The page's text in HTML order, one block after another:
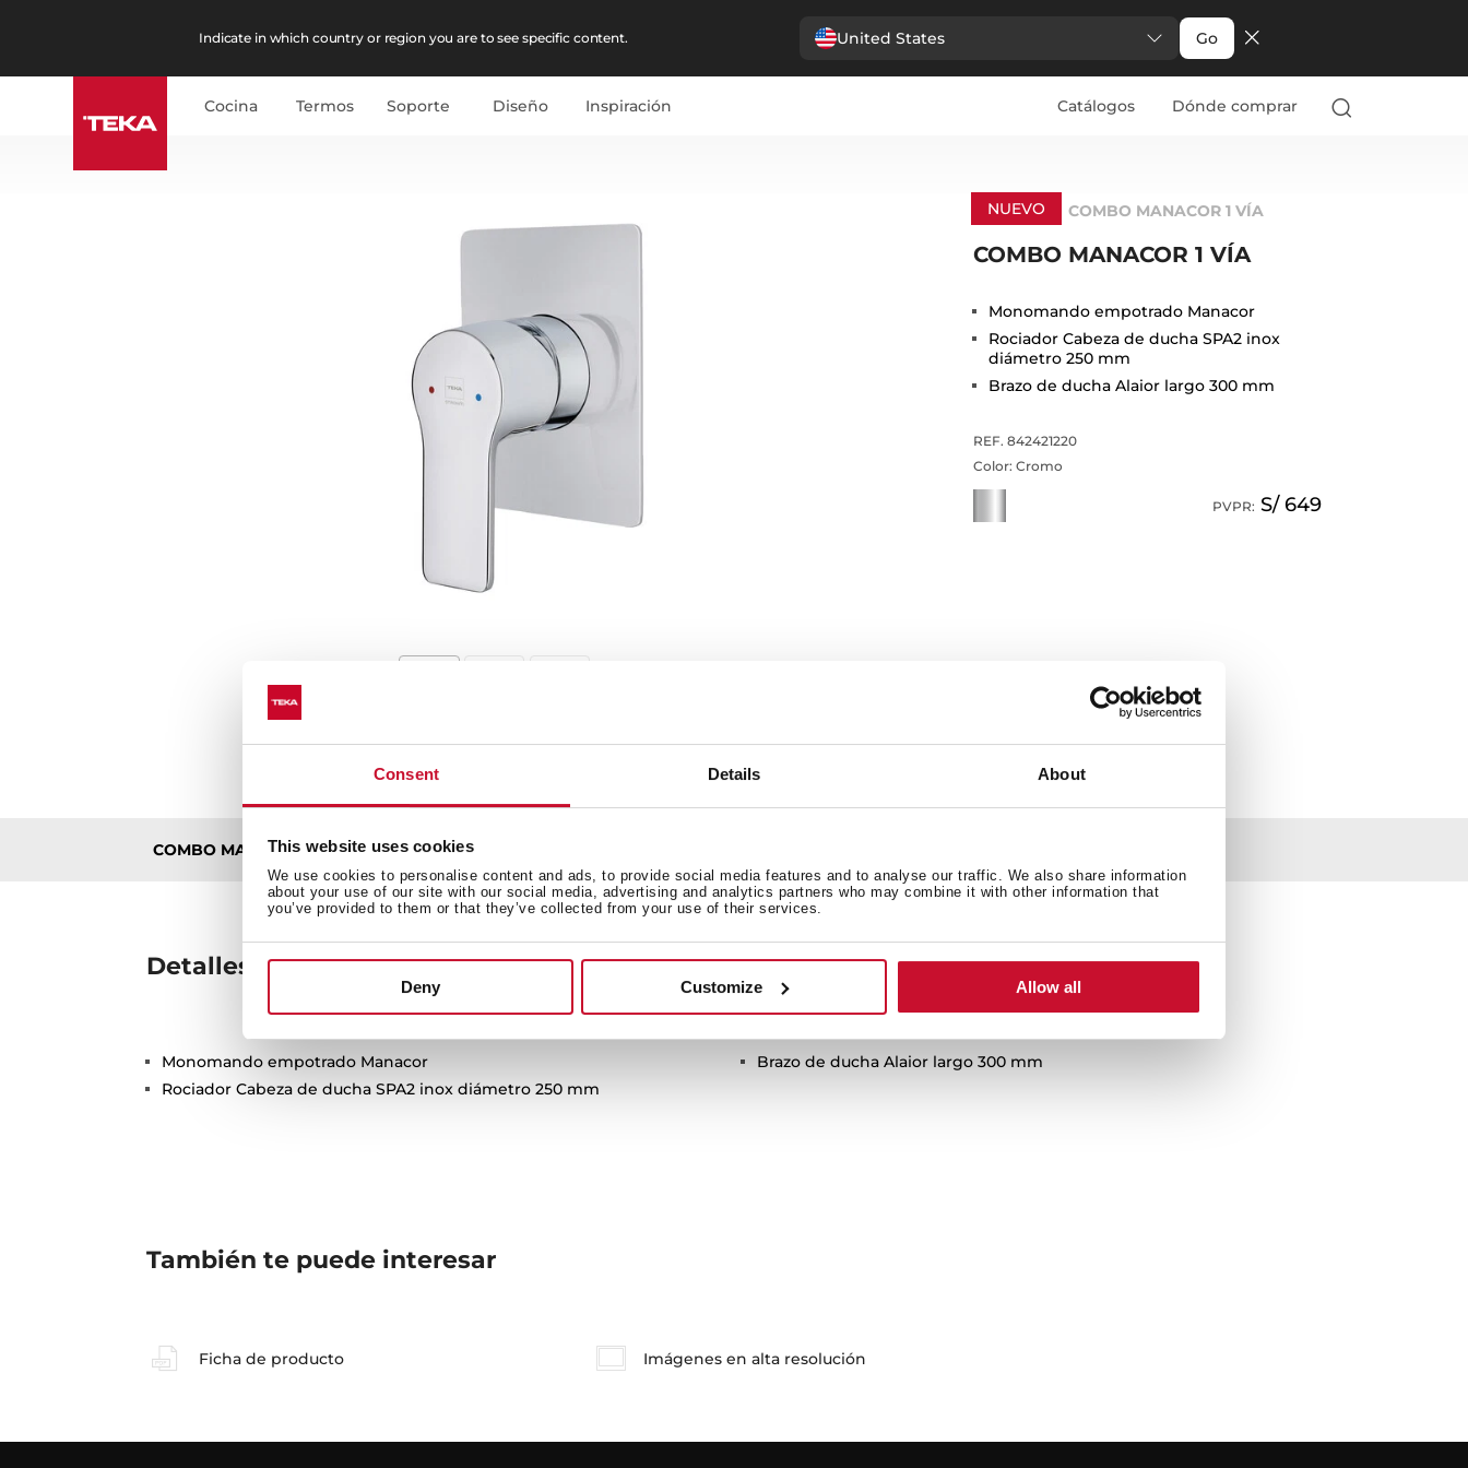
Consent Details About
This website uses cookies
We use cookies to personalise content and ads, to provide social media features and to analyse our traffic. We also share information
about your use of our site with our social media, advertising and analytics partners who may combine it with other information that
you’ve provided to them or that they’ve collected from your use of their services.
Deny Customize Allow all
Indicate in which country or region you are to see specific content. United States Go
Cocina Termos Soporte Diseño Inspiración Catálogos Dónde comprar
NUEVO COMBO MANACOR 1 VÍA
COMBO MANACOR 1 VÍA
Monomando empotrado Manacor
Rociador Cabeza de ducha SPA2 inox
diámetro 250 mm
Brazo de ducha Alaior largo 300 mm
REF. 842421220
Color: Cromo
PVPR: S/ 649
COMBO MANACOR 1 VÍA Detalles técnicos
Detalles técnicos
Monomando empotrado Manacor
Rociador Cabeza de ducha SPA2 inox diámetro 250 mm
Brazo de ducha Alaior largo 300 mm
También te puede interesar
Ficha de producto Imágenes en alta resolución